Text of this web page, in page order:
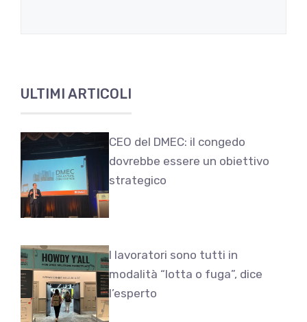
ULTIMI ARTICOLI
CEO del DMEC: il congedo
dovrebbe essere un obiettivo
strategico
I lavoratori sono tutti in
modalità “lotta o fuga”, dice
l’esperto